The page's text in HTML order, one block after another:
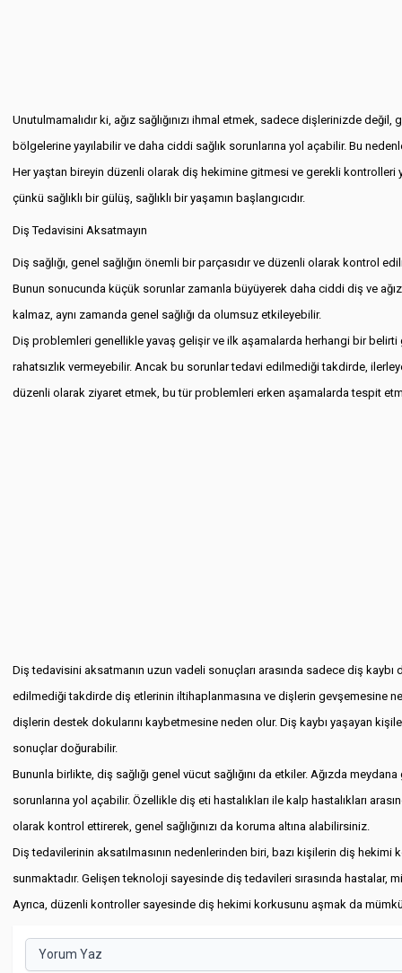
Unutulmamalıdır ki, ağız sağlığınızı ihmal etmek, sadece dişlerinizde
bölgelerine yayılabilir ve daha ciddi sağlık sorunlarına yol açabilir. Bu
Her yaştan bireyin düzenli olarak diş hekimine gitmesi ve gerekli kontrolleri
çünkü sağlıklı bir gülüş, sağlıklı bir yaşamın başlangıcıdır.
Diş Tedavisini Aksatmayın
Diş sağlığı, genel sağlığın önemli bir parçasıdır ve düzenli olarak kontrol
Bunun sonucunda küçük sorunlar zamanla büyüyerek daha ciddi diş ve
kalmaz, aynı zamanda genel sağlığı da olumsuz etkileyebilir.
Diş problemleri genellikle yavaş gelişir ve ilk aşamalarda herhangi bir belirti
rahatsızlık vermeyebilir. Ancak bu sorunlar tedavi edilmediği takdirde,
düzenli olarak ziyaret etmek, bu tür problemleri erken aşamalarda tespit
Diş tedavisini aksatmanın uzun vadeli sonuçları arasında sadece diş kaybı
edilmediği takdirde diş etlerinin iltihaplanmasına ve dişlerin gevşemesine
dişlerin destek dokularını kaybetmesine neden olur. Diş kaybı yaşayan
sonuçlar doğurabilir.
Bununla birlikte, diş sağlığı genel vücut sağlığını da etkiler. Ağızda
sorunlarına yol açabilir. Özellikle diş eti hastalıkları ile kalp hastalıkları
olarak kontrol ettirerek, genel sağlığınızı da koruma altına alabilirsiniz.
Diş tedavilerinin aksatılmasının nedenlerinden biri, bazı kişilerin diş
sunmaktadır. Gelişen teknoloji sayesinde diş tedavileri sırasında hastalar,
Ayrıca, düzenli kontroller sayesinde diş hekimi korkusunu aşmak da
Yorum Yaz